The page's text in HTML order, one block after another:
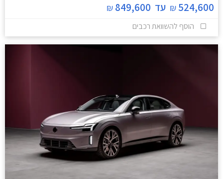
524,600
₪ עד 849,600
₪
הוסף להשוואת רכבים